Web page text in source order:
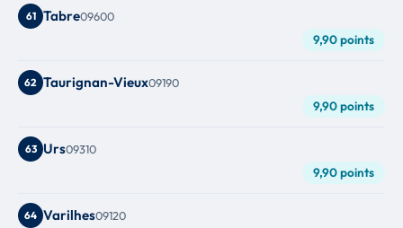
61 Tabre09600
9,90 points
62 Taurignan-Vieux09190
9,90 points
63 Urs09310
9,90 points
64 Varilhes09120